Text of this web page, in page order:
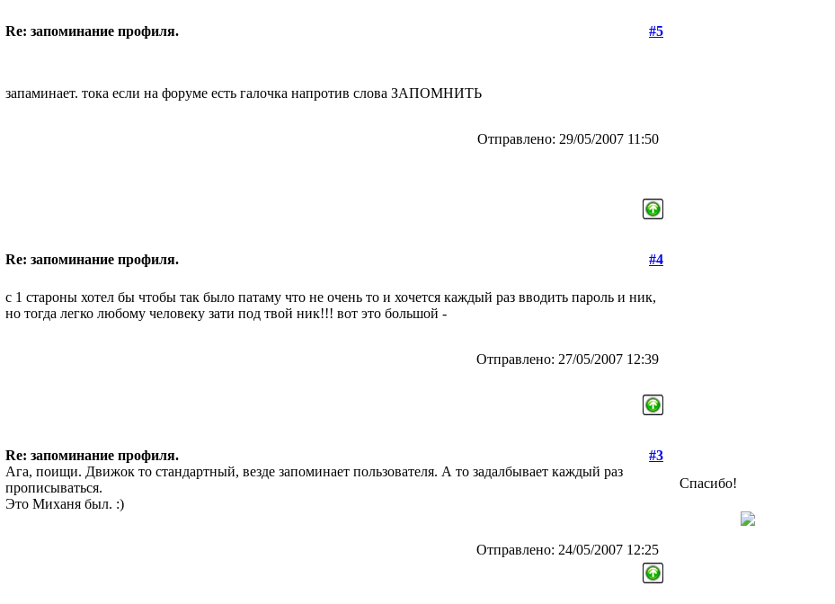
Re: запоминание профиля.
#5
запаминает. тока если на форуме есть галочка напротив слова ЗАПОМНИТЬ
Отправлено: 29/05/2007 11:50
Re: запоминание профиля.
#4
с 1 староны хотел бы чтобы так было патаму что не очень то и хочется каждый раз вводить пароль и ник,
но тогда легко любому человеку зати под твой ник!!! вот это большой -
Отправлено: 27/05/2007 12:39
Re: запоминание профиля.
#3
Ага, поищи. Движок то стандартный, везде запоминает пользователя. А то задалбывает каждый раз
прописываться.
Это Миханя был. :)
Отправлено: 24/05/2007 12:25
Спасибо!